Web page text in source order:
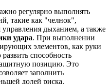
регулярно выполнять
такие как "челнок",
дыханием, а также
удара. При выполнении
элементов, как руки
способность
позицию. Это
заполнить
долей риска.